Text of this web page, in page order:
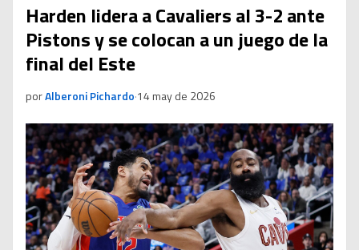
Harden lidera a Cavaliers al 3-2 ante
Pistons y se colocan a un juego de la
final del Este
porAlberoni Pichardo·14 may de 2026